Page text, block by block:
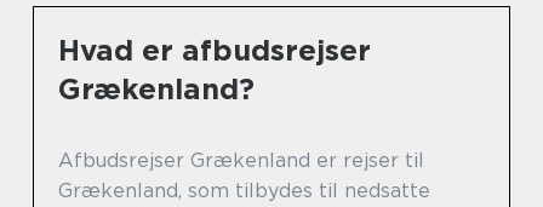
Hvad er afbudsrejser
Grækenland?
Afbudsrejser Grækenland er rejser til
Grækenland, som tilbydes til nedsatte